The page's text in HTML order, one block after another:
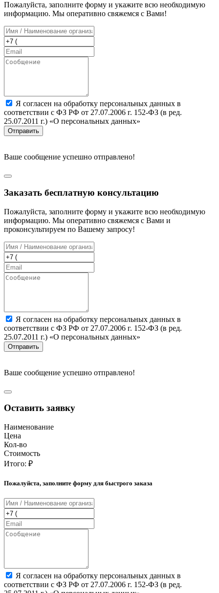
Пожалуйста, заполните форму и укажите всю необходимую
информацию. Мы оперативно свяжемся с Вами!
Я согласен на обработку персональных данных в
соответствии с ФЗ РФ от 27.07.2006 г. 152-ФЗ (в ред.
25.07.2011 г.) «О персональных данных»
Отправить
Ваше сообщение успешно отправлено!
Заказать бесплатную консультацию
Пожалуйста, заполните форму и укажите всю необходимую
информацию. Мы оперативно свяжемся с Вами и
проконсультируем по Вашему запросу!
Я согласен на обработку персональных данных в
соответствии с ФЗ РФ от 27.07.2006 г. 152-ФЗ (в ред.
25.07.2011 г.) «О персональных данных»
Отправить
Ваше сообщение успешно отправлено!
Оставить заявку
Наименование
Цена
Кол-во
Стоимость
Итого: ₽
Пожалуйста, заполните форму для быстрого заказа
Я согласен на обработку персональных данных в
соответствии с ФЗ РФ от 27.07.2006 г. 152-ФЗ (в ред.